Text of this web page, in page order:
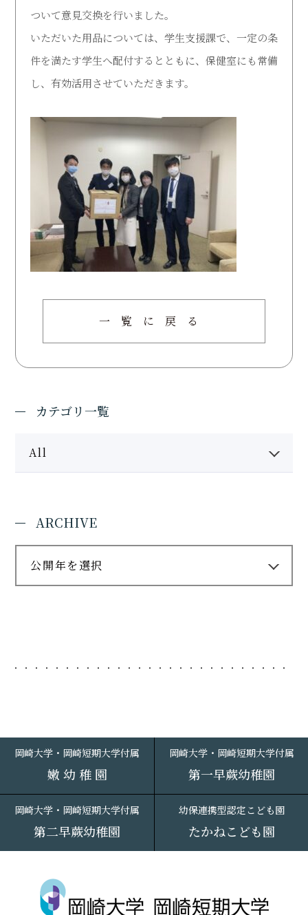
受験生の方
卒業生の方 地域・企業・園の方
ついて意見交換を行いました。
いただいた用品については、学生支援課で、一定の条
件を満たす学生へ配付するとともに、保健室にも常備
し、有効活用させていただきます。
一覧に戻る
カテゴリ一覧
All
ARCHIVE
公開年を選択
岡崎大学・岡崎短期大学付属
嫩 幼 稚 園
岡崎大学・岡崎短期大学付属
第一早蕨幼稚園
岡崎大学・岡崎短期大学付属
第二早蕨幼稚園
幼保連携型認定こども園
たかねこども園